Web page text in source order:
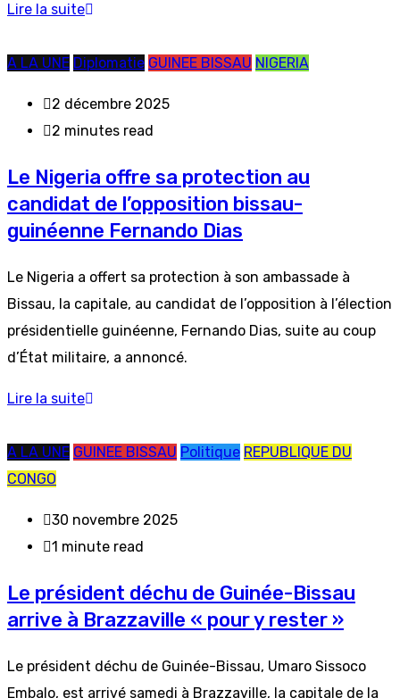
Lire la suite
A LA UNE Diplomatie GUINEE BISSAU NIGERIA
2 décembre 2025
2 minutes read
Le Nigeria offre sa protection au
candidat de l’opposition bissau-
guinéenne Fernando Dias
Le Nigeria a offert sa protection à son ambassade à
Bissau, la capitale, au candidat de l’opposition à l’élection
présidentielle guinéenne, Fernando Dias, suite au coup
d’État militaire, a annoncé.
Lire la suite
A LA UNE GUINEE BISSAU Politique REPUBLIQUE DU
CONGO
30 novembre 2025
1 minute read
Le président déchu de Guinée-Bissau
arrive à Brazzaville « pour y rester »
Le président déchu de Guinée-Bissau, Umaro Sissoco
Embalo, est arrivé samedi à Brazzaville, la capitale de la